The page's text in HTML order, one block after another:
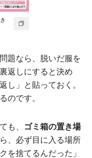
題なら、脱いだ服を
返しにすると決め
し」と貼っておく。
のです。
も、
ゴミ箱の置き場
、必ず目に入る場所
を捨てるんだった」